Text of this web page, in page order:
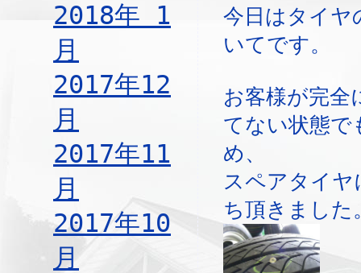
2018年 1
月
2017年12
月
2017年11
月
2017年10
月
今日はタイヤ
いてです。
お客様が完全
てない状態で
め、
スペアタイヤ
ち頂きました